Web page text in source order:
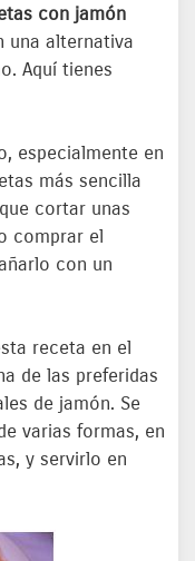
con jamón
una alternativa
Aquí tienes
especialmente en
más sencilla
cortar unas
comprar el
con un
receta en el
de las preferidas
de jamón. Se
varias formas, en
y servirlo en